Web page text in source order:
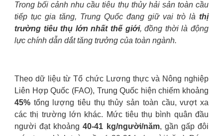
Trong bối cảnh nhu cầu tiêu thụ thủy hải sản toàn cầu
tiếp tục gia tăng, Trung Quốc đang giữ vai trò là thị
trường tiêu thụ lớn nhất thế giới, đồng thời là động
lực chính dẫn dắt tăng trưởng của toàn ngành.
Theo dữ liệu từTổ chức Lương thực và Nông nghiệp
Liên Hợp Quốc (FAO), Trung Quốc hiện chiếm khoảng
45% tổng lượng tiêu thụ thủy sản toàn cầu, vượt xa
các thị trường lớn khác. Mức tiêu thụ bình quân đầu
người đạt khoảng40-41 kg/người/năm, gần gấp đôi